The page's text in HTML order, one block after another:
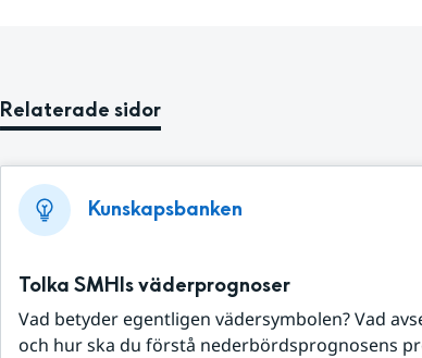
Relaterade sidor
Kunskapsbanken
Tolka SMHIs väderprognoser
Vad betyder egentligen vädersymbolen? Vad
och hur ska du förstå nederbördsprognosens